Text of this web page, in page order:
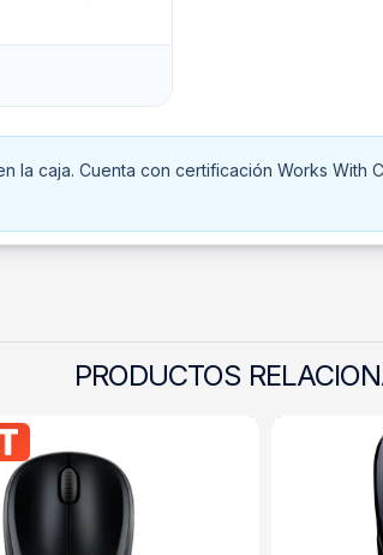
la caja. Cuenta con certificación Works
PRODUCTOS